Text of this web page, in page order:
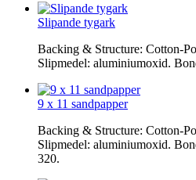
Slipande tygark
Backing & Structure: Cotton-
Slipmedel: aluminiumoxid.
9 x 11 sandpapper
Backing & Structure: Cotton-
Slipmedel: aluminiumoxid.
320.